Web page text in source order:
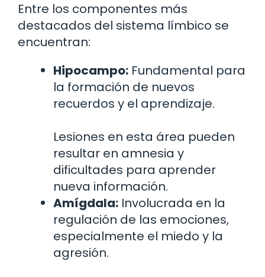
Entre los componentes más
destacados del sistema límbico se
encuentran:
Hipocampo: Fundamental para
la formación de nuevos
recuerdos y el aprendizaje.
Lesiones en esta área pueden
resultar en amnesia y
dificultades para aprender
nueva información.
Amígdala: Involucrada en la
regulación de las emociones,
especialmente el miedo y la
agresión.